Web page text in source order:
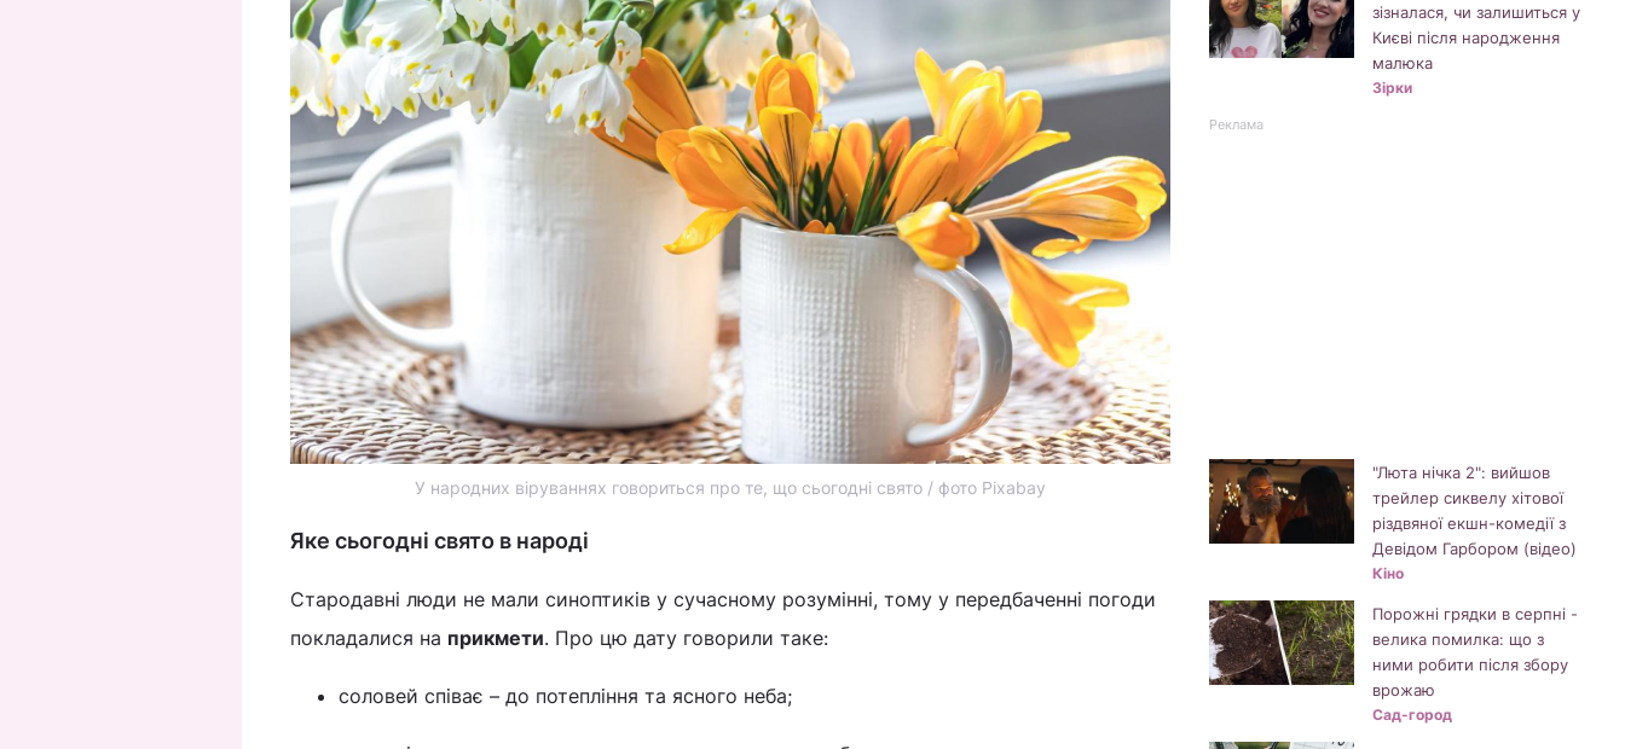
У народних віруваннях говориться про те, що сьогодні свято / фото Pixabay
Яке сьогодні свято в народі
Стародавні люди не мали синоптиків у сучасному розумінні, тому у передбаченні погоди
покладалися на прикмети. Про цю дату говорили таке:
соловей співає – до потепління та ясного неба;
зізналася, чи залишиться у
Києві після народження
малюка
Зірки
Реклама
"Люта нічка 2": вийшов
трейлер сиквелу хітової
різдвяної екшн-комедії з
Девідом Гарбором (відео)
Кіно
Порожні грядки в серпні -
велика помилка: що з
ними робити після збору
врожаю
Сад-город